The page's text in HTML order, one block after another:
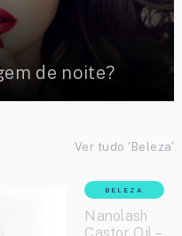
de noite?
Ver tudo 'Beleza'
BELEZA
Nanolash
Castor Oil –